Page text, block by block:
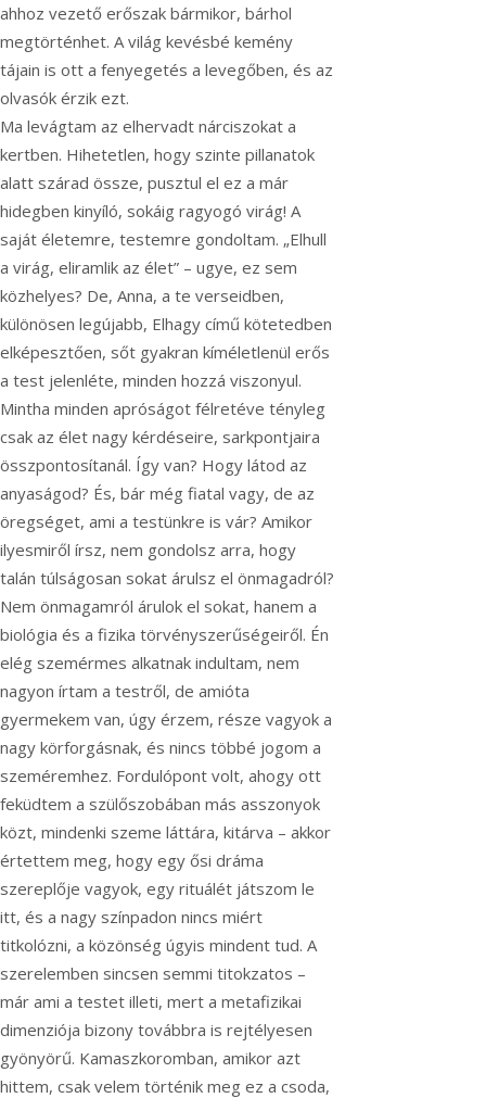
ahhoz vezető erőszak bármikor, bárhol
megtörténhet. A világ kevésbé kemény
tájain is ott a fenyegetés a levegőben, és az
olvasók érzik ezt.
Ma levágtam az elhervadt nárciszokat a
kertben. Hihetetlen, hogy szinte pillanatok
alatt szárad össze, pusztul el ez a már
hidegben kinyíló, sokáig ragyogó virág! A
saját életemre, testemre gondoltam. „Elhull
a virág, eliramlik az élet” – ugye, ez sem
közhelyes? De, Anna, a te verseidben,
különösen legújabb, Elhagy című kötetedben
elképesztően, sőt gyakran kíméletlenül erős
a test jelenléte, minden hozzá viszonyul.
Mintha minden apróságot félretéve tényleg
csak az élet nagy kérdéseire, sarkpontjaira
összpontosítanál. Így van? Hogy látod az
anyaságod? És, bár még fiatal vagy, de az
öregséget, ami a testünkre is vár? Amikor
ilyesmiről írsz, nem gondolsz arra, hogy
talán túlságosan sokat árulsz el önmagadról?
Nem önmagamról árulok el sokat, hanem a
biológia és a fizika törvényszerűségeiről. Én
elég szemérmes alkatnak indultam, nem
nagyon írtam a testről, de amióta
gyermekem van, úgy érzem, része vagyok a
nagy körforgásnak, és nincs többé jogom a
szeméremhez. Fordulópont volt, ahogy ott
feküdtem a szülőszobában más asszonyok
közt, mindenki szeme láttára, kitárva – akkor
értettem meg, hogy egy ősi dráma
szereplője vagyok, egy rituálét játszom le
itt, és a nagy színpadon nincs miért
titkolózni, a közönség úgyis mindent tud. A
szerelemben sincsen semmi titokzatos –
már ami a testet illeti, mert a metafizikai
dimenziója bizony továbbra is rejtélyesen
gyönyörű. Kamaszkoromban, amikor azt
hittem, csak velem történik meg ez a csoda,